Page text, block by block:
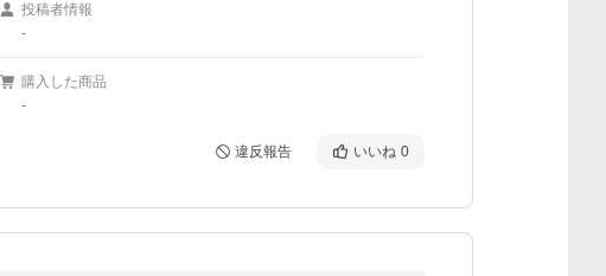
投稿者情報
-
購入した商品
-
違反報告 いいね 0